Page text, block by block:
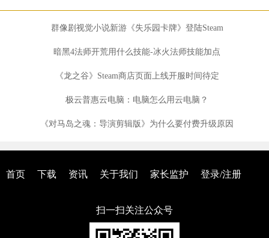
群像剧视觉小说新游《失乐园卡牌》登陆Steam
暗黑4法师开荒用什么技能-冰火法师技能加点
《龙之谷》Steam商店页面上线开服时间待定
极云普惠云电脑：电脑怎么用云电脑？
《对马岛之魂：导演剪辑版》为什么要付费升级原因
首页 下载 资讯 关于我们 家长监护 登录/注册
扫一扫关注公众号